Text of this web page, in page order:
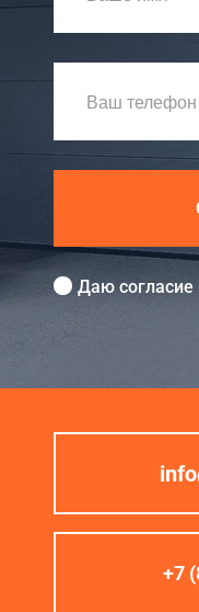
Даю согласие
+7